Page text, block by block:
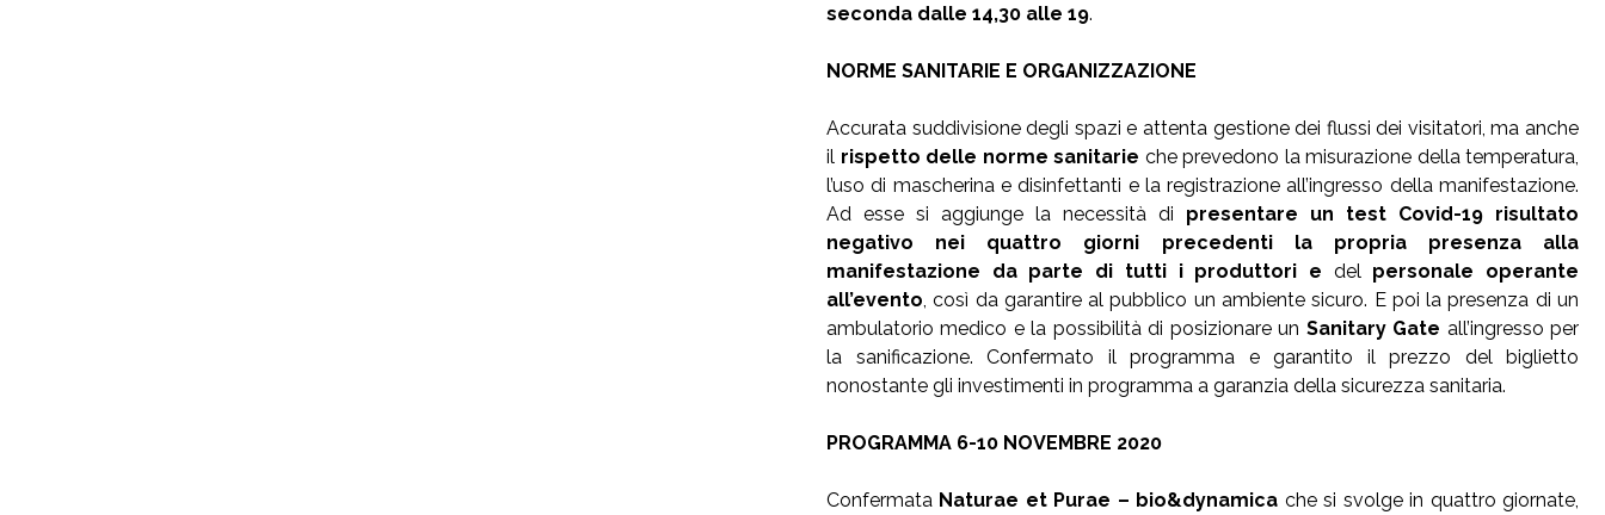
seconda dalle 14,30 alle 19.
NORME SANITARIE E ORGANIZZAZIONE
Accurata suddivisione degli spazi e attenta gestione dei flussi dei visitatori, ma anche
il rispetto delle norme sanitarie che prevedono la misurazione della temperatura,
l’uso di mascherina e disinfettanti e la registrazione all’ingresso della manifestazione.
Ad esse si aggiunge la necessità di presentare un test Covid-19 risultato
negativo nei quattro giorni precedenti la propria presenza alla
manifestazione da parte di tutti i produttori e del personale
operante
all’evento, così da garantire al pubblico un ambiente sicuro. E poi la presenza di un
ambulatorio medico e la possibilità di posizionare un Sanitary Gate all’ingresso per
la sanificazione. Confermato il programma e garantito il prezzo del biglietto
nonostante gli investimenti in programma a garanzia della sicurezza sanitaria.
PROGRAMMA 6-10 NOVEMBRE 2020
Confermata Naturae et Purae – bio&dynamica che si svolge in quattro giornate,